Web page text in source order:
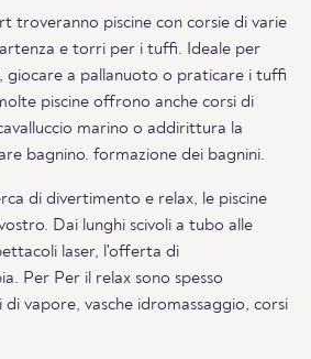
troveranno piscine con corsie di varie
e torri per i tuffi. Ideale per
giocare a pallanuoto o praticare i tuffi
piscine offrono anche corsi di
marino o addirittura la
bagnino. formazione dei bagnini.
di divertimento e relax, le piscine
Dai lunghi scivoli a tubo alle
laser, l'offerta di
Per Per il relax sono spesso
di vapore, vasche idromassaggio, corsi